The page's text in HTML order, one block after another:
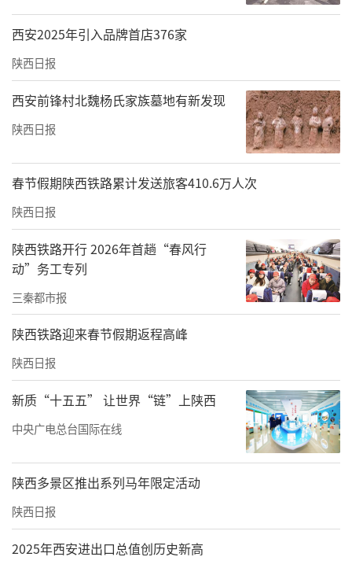
西安2025年引入品牌首店376家
陕西日报
西安前锋村北魏杨氏家族墓地有新发现
陕西日报
春节假期陕西铁路累计发送旅客410.6万人次
陕西日报
陕西铁路开行 2026年首趟“春风行
动”务工专列
三秦都市报
陕西铁路迎来春节假期返程高峰
陕西日报
新质“十五五” 让世界“链”上陕西
中央广电总台国际在线
陕西多景区推出系列马年限定活动
陕西日报
2025年西安进出口总值创历史新高